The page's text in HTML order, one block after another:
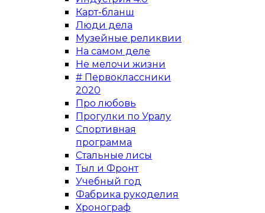
Карт-бланш
Люди дела
Музейные реликвии
На самом деле
Не мелочи жизни
# Первоклассники
2020
Про любовь
Прогулки по Уралу
Спортивная
программа
Стальные лисы
Тыл и Фронт
Учебный год
Фабрика рукоделия
Хронограф